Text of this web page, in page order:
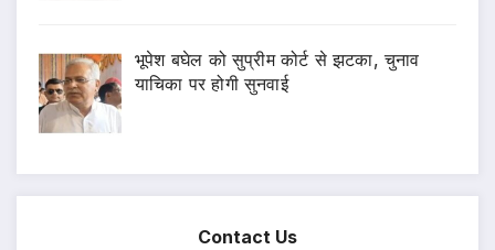
भूपेश बघेल को सुप्रीम कोर्ट से झटका, चुनाव
याचिका पर होगी सुनवाई
Contact Us